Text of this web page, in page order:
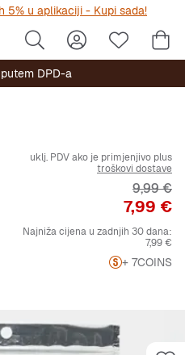
5% u aplikaciji - Kupi sada!
DPD-a
uklj. PDV ako je primjenjivo plus
troškovi dostave
Cijena
7,99 €
9,99 €
Najniža cijena u zadnjih 30 dana:
7,99 €
+ 7COINS